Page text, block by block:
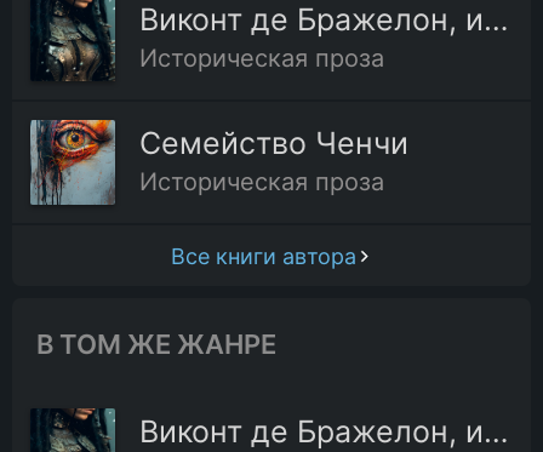
02-05.Глава пятая
02-07.Глава седьмая
02-08.Глава восьмая
02-10.Глава десятая
Виконт де Бражелон, или Десять лет спустя
Историческая проза
Семейство Ченчи
Историческая проза
Все книги автора
В ТОМ ЖЕ ЖАНРЕ
Виконт де Бражелон, или Десять лет спустя